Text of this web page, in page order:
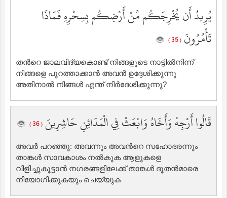
يُرِيدُ أَن يُخْرِجَكُم مِّنْ أَرْضِكُم بِسِحْرِهِ فَمَاذَا
تَأْمُرُونَ ( 35 )
തന്‍റെ ജാലവിദ്യകൊണ്ട് നിങ്ങളുടെ നാട്ടില്‍നിന്ന്
നിങ്ങളെ പുറത്താക്കാന്‍ അവന്‍ ഉദ്ദേശിക്കുന്നു
അതിനാല്‍ ‍നിങ്ങള്‍ എന്ത് നിര്‍ദേശിക്കുന്നു?
قَالُوا أَرْجِهْ وَأَخَاهُ وَابْعَثْ فِي الْمَدَائِنِ حَاشِرِينَ ( 36 )
അവര്‍ പറഞ്ഞു: അവന്നും അവന്‍റെ സഹോദരന്നും
താങ്കള്‍ സാവകാശം നല്‍കുക ആളുകളെ
വിളിച്ചുകൂട്ടാന്‍ നഗരങ്ങളിലേക്ക് താങ്കള്‍ ദൂതന്‍മാരെ
നിയോഗിക്കുകയും ചെയ്യുക